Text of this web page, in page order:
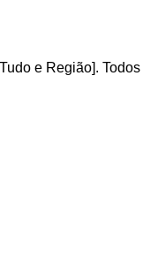
e Região].